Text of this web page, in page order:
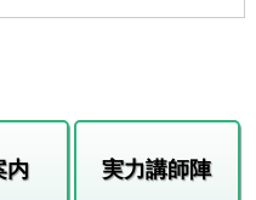
内 実力講師陣